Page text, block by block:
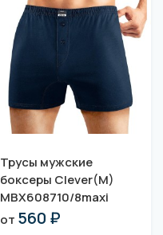
Трусы мужские
боксеры Clever(M)
MBX608710/8maxi
от 560 ₽